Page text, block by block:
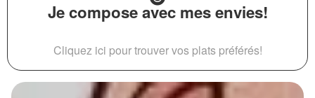
Je compose avec mes envies!
Cliquez ici pour trouver vos plats préférés!